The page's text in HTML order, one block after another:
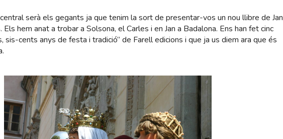
serà els gegants ja que tenim la sort de presentar-vos un nou llibre de Jan
Els hem anat a trobar a Solsona, el Carles i en Jan a Badalona. Ens han fet cinc
sis-cents anys de festa i tradició” de Farell edicions i que ja us diem ara que és